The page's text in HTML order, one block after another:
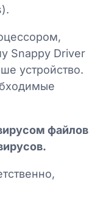
Snappy Driver
устройство.
файлов